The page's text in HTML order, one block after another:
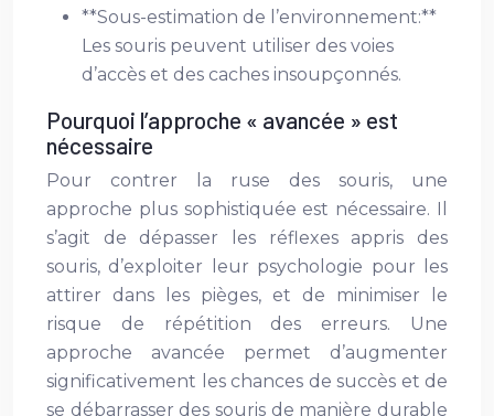
**Sous-estimation de l’environnement:**
Les souris peuvent utiliser des voies
d’accès et des caches insoupçonnés.
Pourquoi l’approche « avancée » est
nécessaire
Pour contrer la ruse des souris, une
approche plus sophistiquée est nécessaire. Il
s’agit de dépasser les réflexes appris des
souris, d’exploiter leur psychologie pour les
attirer dans les pièges, et de minimiser le
risque de répétition des erreurs. Une
approche avancée permet d’augmenter
significativement les chances de succès et de
se débarrasser des souris de manière durable